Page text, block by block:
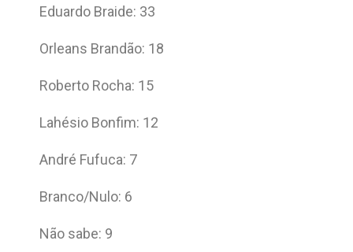
Eduardo Braide: 33
Orleans Brandão: 18
Roberto Rocha: 15
Lahésio Bonfim: 12
André Fufuca: 7
Branco/Nulo: 6
Não sabe: 9